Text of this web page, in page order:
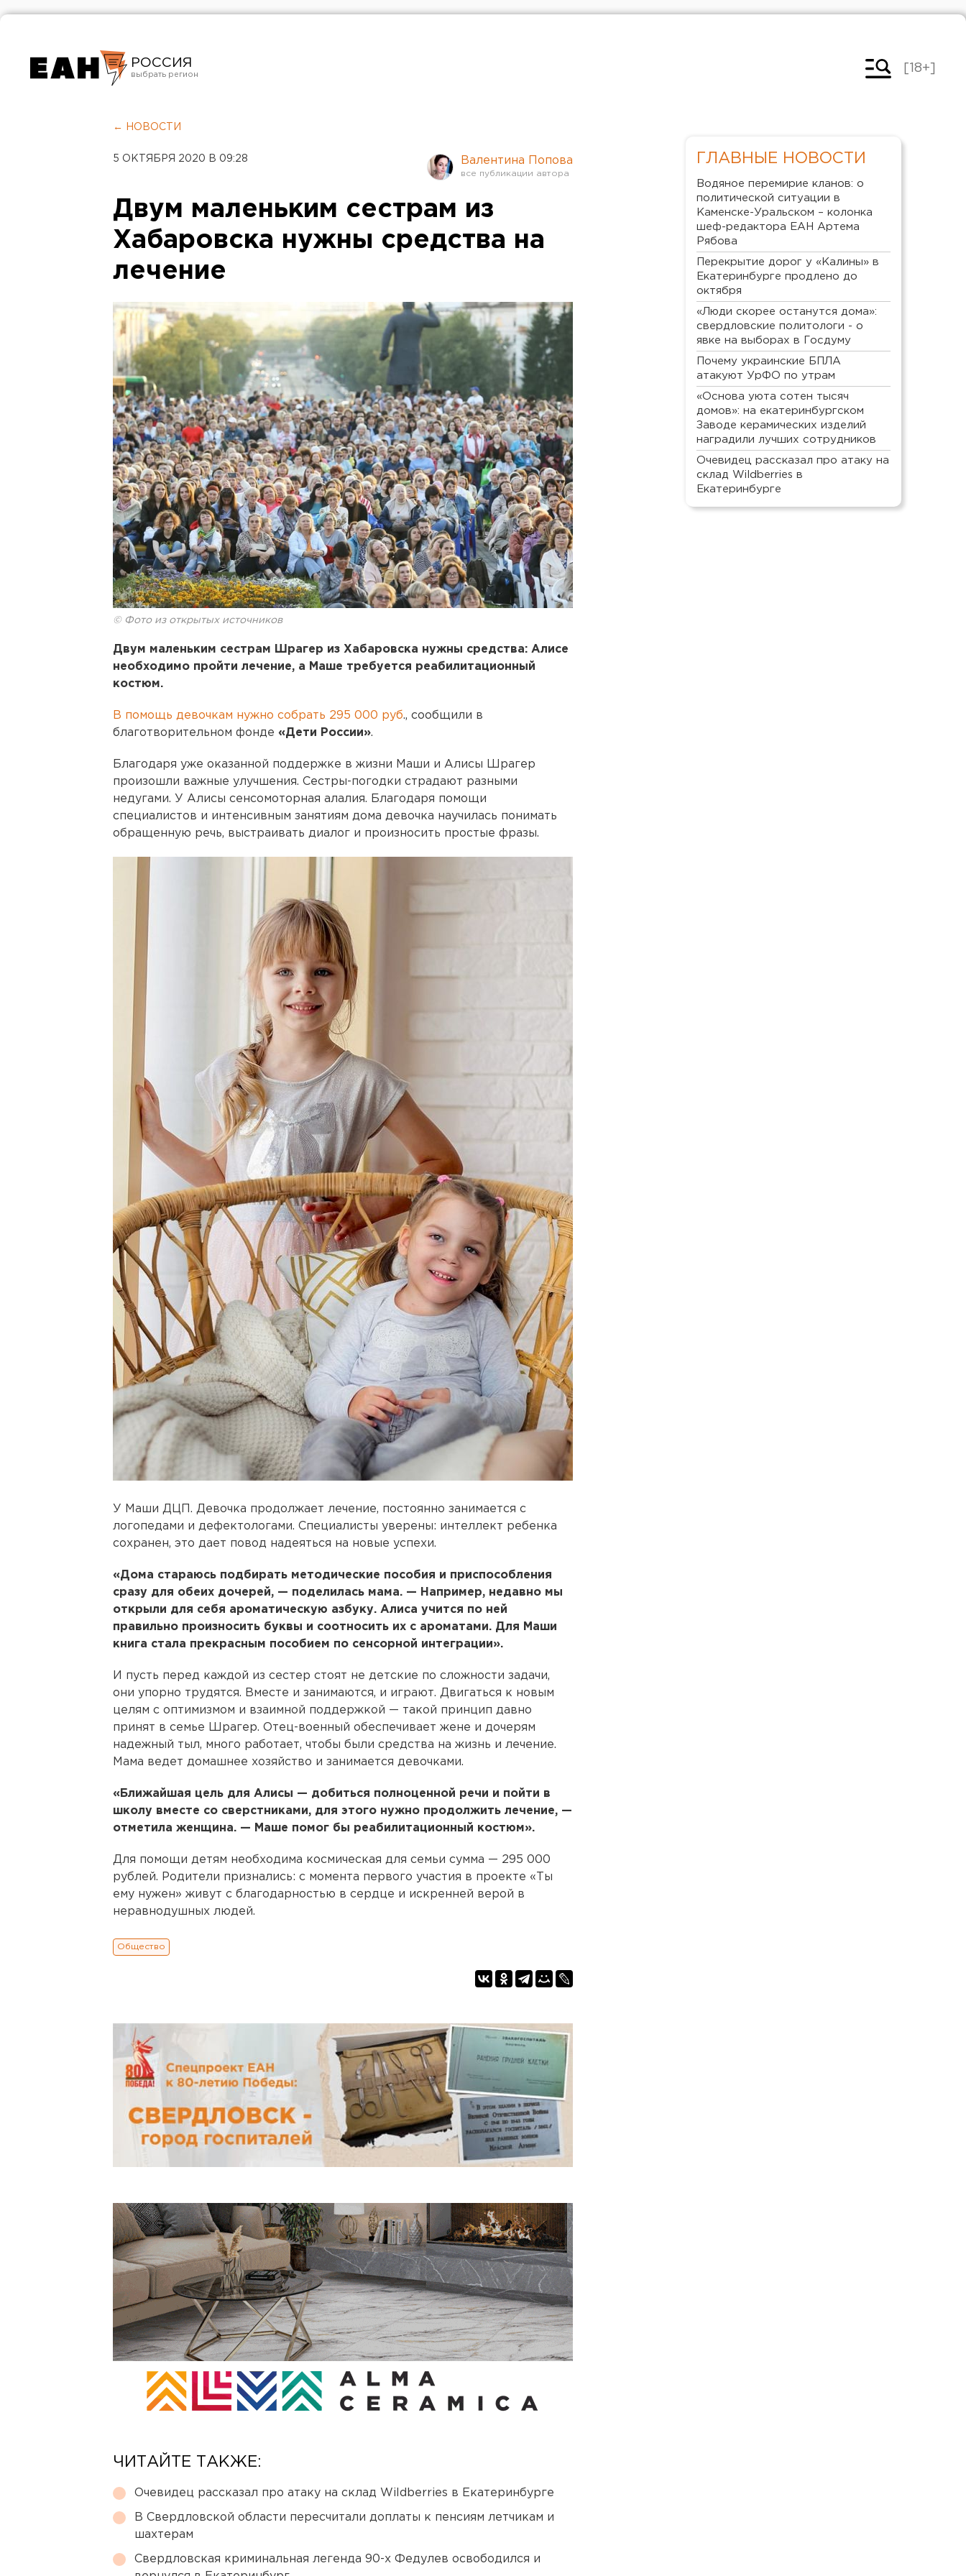
РОССИЯ
Челябинск
[18+]
← НОВОСТИ
5 ОКТЯБРЯ 2020 В 09:28 Валентина Попова
Двум маленьким сестрам из
Хабаровска нужны средства на
лечение
© Фото из открытых источников
Двум маленьким сестрам Шрагер из Хабаровска нужны средства: Алисе
необходимо пройти лечение, а Маше требуется реабилитационный
костюм.
В помощь девочкам нужно собрать 295 000 руб., сообщили в
благотворительном фонде «Дети России».
Благодаря уже оказанной поддержке в жизни Маши и Алисы Шрагер
произошли важные улучшения. Сестры-погодки страдают разными
недугами. У Алисы сенсомоторная алалия. Благодаря помощи
специалистов и интенсивным занятиям дома девочка научилась понимать
обращенную речь, выстраивать диалог и произносить простые фразы.
У Маши ДЦП. Девочка продолжает лечение, постоянно занимается с
логопедами и дефектологами. Специалисты уверены: интеллект ребенка
сохранен, это дает повод надеяться на новые успехи.
«Дома стараюсь подбирать методические пособия и приспособления
сразу для обеих дочерей, — поделилась мама. — Например, недавно мы
открыли для себя ароматическую азбуку. Алиса учится по ней
правильно произносить буквы и соотносить их с ароматами. Для Маши
книга стала прекрасным пособием по сенсорной интеграции».
И пусть перед каждой из сестер стоят не детские по сложности задачи,
они упорно трудятся. Вместе и занимаются, и играют. Двигаться к новым
целям с оптимизмом и взаимной поддержкой — такой принцип давно
принят в семье Шрагер. Отец-военный обеспечивает жене и дочерям
надежный тыл, много работает, чтобы были средства на жизнь и лечение.
Мама ведет домашнее хозяйство и занимается девочками.
«Ближайшая цель для Алисы — добиться полноценной речи и пойти в
школу вместе со сверстниками, для этого нужно продолжить лечение, —
отметила женщина. — Маше помог бы реабилитационный костюм».
Для помощи детям необходима космическая для семьи сумма — 295 000
рублей. Родители признались: с момента первого участия в проекте «Ты
ему нужен» живут с благодарностью в сердце и искренней верой в
неравнодушных людей.
Общество
ЧИТАЙТЕ ТАКЖЕ:
Очевидец рассказал про атаку на склад Wildberries в Екатеринбурге
В Свердловской области пересчитали доплаты к пенсиям летчикам и
шахтерам
Свердловская криминальная легенда 90-х Федулев освободился и
ГЛАВНЫЕ НОВОСТИ
Водяное перемирие кланов: о
политической ситуации в
Каменске-Уральском – колонка
шеф-редактора ЕАН Артема
Рябова
Перекрытие дорог у «Калины» в
Екатеринбурге продлено до
октября
«Люди скорее останутся дома»:
свердловские политологи - о
явке на выборах в Госдуму
Почему украинские БПЛА
атакуют УрФО по утрам
«Основа уюта сотен тысяч
домов»: на екатеринбургском
Заводе керамических изделий
наградили лучших сотрудников
Очевидец рассказал про атаку на
склад Wildberries в
Екатеринбурге